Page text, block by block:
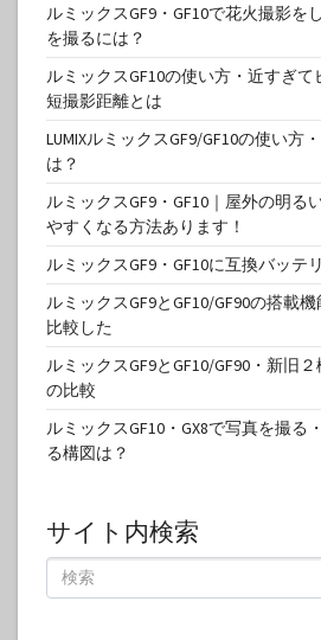
ルミックスGF9・GF10で花火撮影を
を撮るには？
ルミックスGF10の使い方・近すぎ
短撮影距離とは
LUMIXルミックスGF9/GF10の使い方
は？
ルミックスGF9・GF10｜屋外の明る
やすくなる方法あります！
ルミックスGF9・GF10に互換バッテ
ルミックスGF9とGF10/GF90の搭載
比較した
ルミックスGF9とGF10/GF90・新旧
の比較
ルミックスGF10・GX8で写真を撮る
る構図は？
サイト内検索